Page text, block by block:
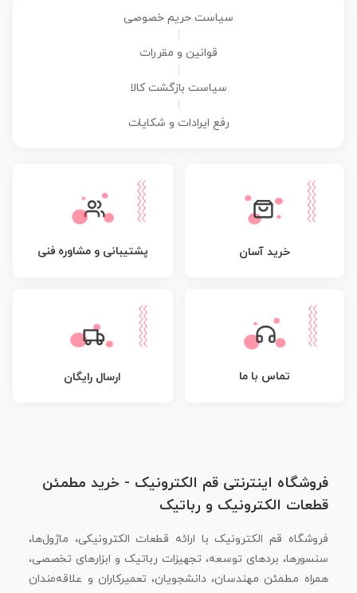
سیاست حریم خصوصی
قوانین و مقررات
سیاست بازگشت کالا
رفع ایرادات و شکایات
خرید آسان پشتیبانی و مشاوره فنی
تماس با ما ارسال رایگان
فروشگاه اینترنتی قم الکترونیک - خرید مطمئن
قطعات الکترونیک و رباتیک
فروشگاه قم الکترونیک با ارائه قطعات الکترونیکی، ماژول‌ها،
سنسورها، بردهای توسعه، تجهیزات رباتیک و ابزارهای تخصصی،
همراه مطمئن مهندسان، دانشجویان، تعمیرکاران و علاقه‌مندان